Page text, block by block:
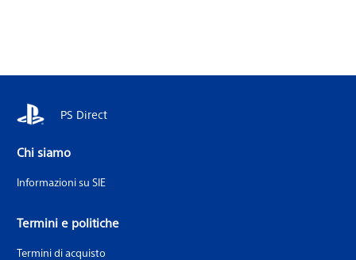
PS Direct
Chi siamo
Informazioni su SIE
Termini e politiche
Termini di acquisto